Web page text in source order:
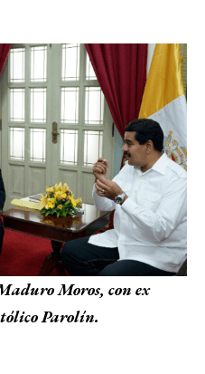
Moros, con ex
Parolín.